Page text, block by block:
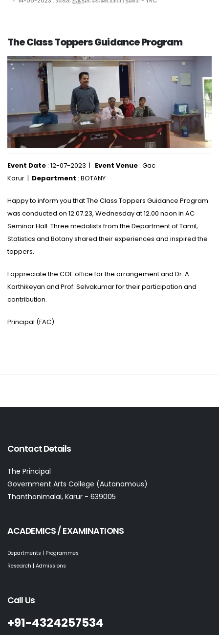
The Class Toppers Guidance Program
Event Date : 12-07-2023 | Event Venue : Gac
Karur | Department : BOTANY
Happy to inform you that The Class Toppers Guidance Program
was conducted on 12.07.23, Wednesday at 12.00 noon in AC
Seminar Hall. Three medalists from the Department of Tamil,
Statistics and Botany shared their experiences and inspired the
toppers.
I appreciate the COE office for the arrangement and Dr. A.
Karthikeyan and Prof. Selvakumar for their participation and
contribution.
Principal (FAC)
Contact Details
The Principal
Government Arts College (Autonomous)
Thanthonimalai, Karur - 639005
ACADEMICS / EXAMINATIONS
Departments | Programmes
Research | Admissions
Call Us
+91-4324257534